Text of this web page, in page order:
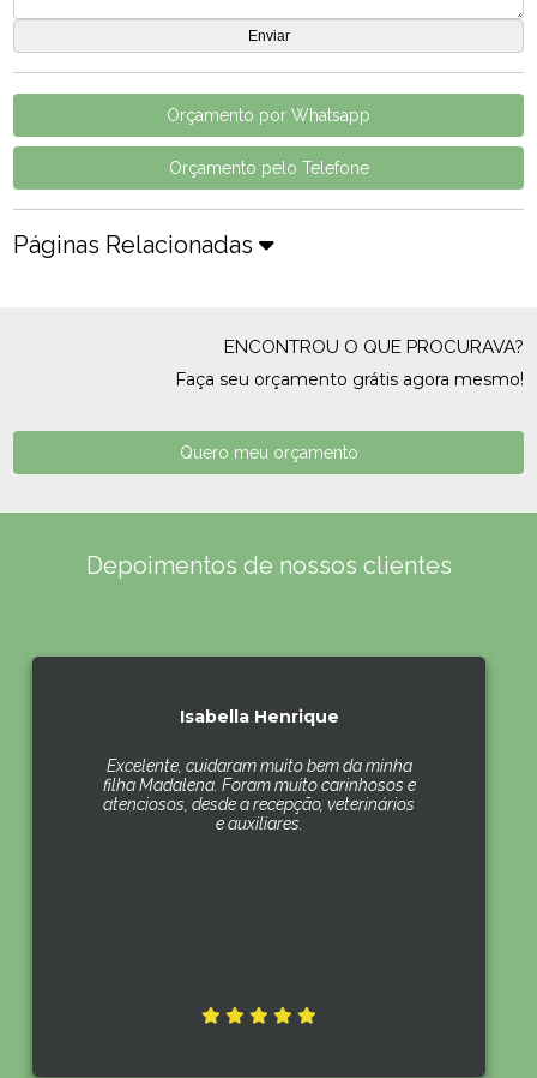
Orçamento por Whatsapp
Orçamento pelo Telefone
Páginas Relacionadas
ENCONTROU O QUE PROCURAVA?
Faça seu orçamento grátis agora mesmo!
Quero meu orçamento
Depoimentos de nossos clientes
Isabella Henrique
Excelente, cuidaram muito bem da minha
filha Madalena. Foram muito carinhosos e
atenciosos, desde a recepção, veterinários
e auxiliares.